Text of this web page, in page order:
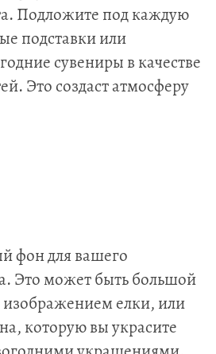
Подложите под каждую
подставки или
сувениры в качестве
Это создаст атмосферу
фон для вашего
Это может быть большой
елки, или
которую вы украсите